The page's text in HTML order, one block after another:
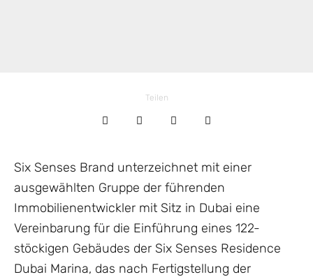
Teilen
Six Senses Brand unterzeichnet mit einer
ausgewählten Gruppe der führenden
Immobilienentwickler mit Sitz in Dubai eine
Vereinbarung für die Einführung eines 122-
stöckigen Gebäudes der Six Senses Residence
Dubai Marina, das nach Fertigstellung der